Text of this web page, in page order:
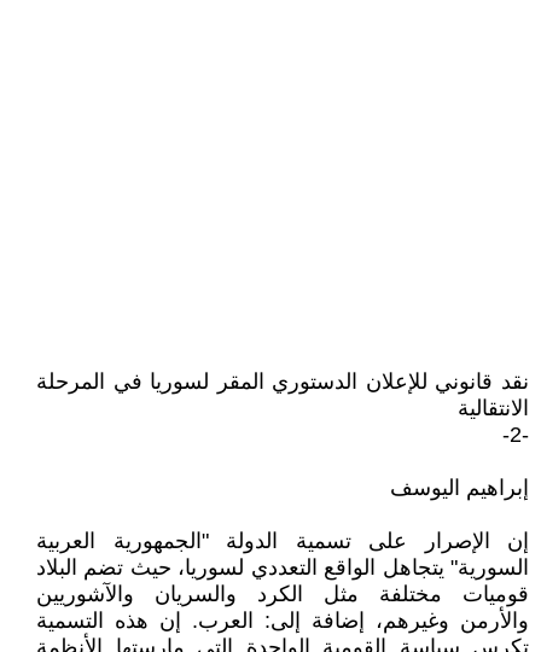
نقد قانوني للإعلان الدستوري المقر لسوريا في المرحلة
الانتقالية
-2-
إبراهيم اليوسف
إن الإصرار على تسمية الدولة "الجمهورية العربية
السورية" يتجاهل الواقع التعددي لسوريا، حيث تضم البلاد
قوميات مختلفة مثل الكرد والسريان والآشوريين
والأرمن وغيرهم، إضافة إلى: العرب. إن هذه التسمية